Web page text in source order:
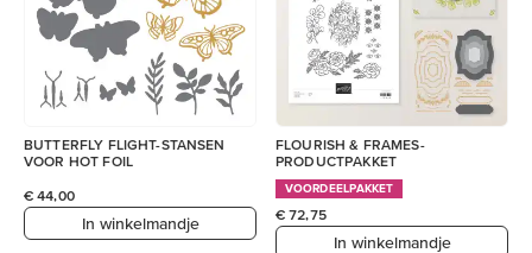
BUTTERFLY FLIGHT-STANSEN
VOOR HOT FOIL
€ 44,00
In winkelmandje
FLOURISH & FRAMES-
PRODUCTPAKKET
VOORDEELPAKKET
€ 72,75
In winkelmandje